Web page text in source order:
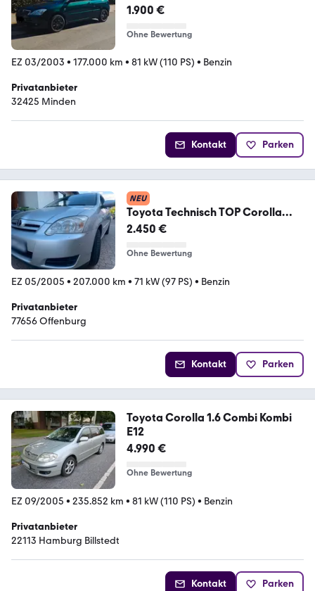
1.900 €
Ohne Bewertung
EZ 03/2003 • 177.000 km • 81 kW (110 PS) • Benzin
Privatanbieter
32425 Minden
Kontakt Parken
NEU
Toyota Technisch TOP Corolla
e12, 1.4vvti, 3 türi...
2.450 €
Ohne Bewertung
EZ 05/2005 • 207.000 km • 71 kW (97 PS) • Benzin
Privatanbieter
77656 Offenburg
Kontakt Parken
Toyota Corolla 1.6 Combi Kombi
E12
4.990 €
Ohne Bewertung
EZ 09/2005 • 235.852 km • 81 kW (110 PS) • Benzin
Privatanbieter
22113 Hamburg Billstedt
Kontakt Parken